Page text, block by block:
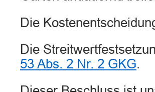
Die
Die
53 Abs. 2 Nr. 2 GKG.